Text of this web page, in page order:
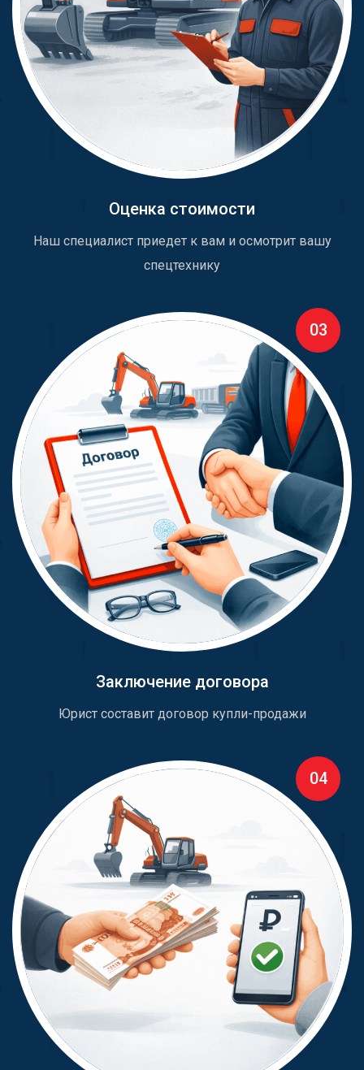
Оценка стоимости
Наш специалист приедет к вам и осмотрит вашу
спецтехнику
03
Заключение договора
Юрист составит договор купли-продажи
04